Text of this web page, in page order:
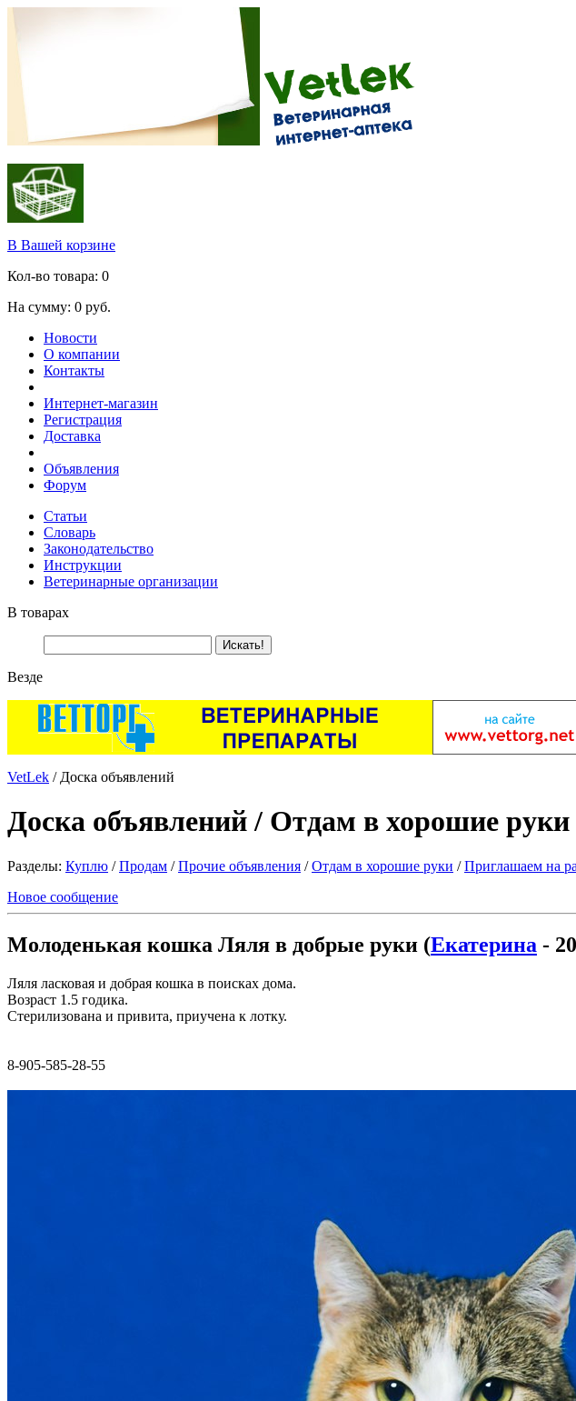
В Вашей корзине
Кол-во товара: 0
На сумму: 0 руб.
Новости
О компании
Контакты
Интернет-магазин
Регистрация
Доставка
Объявления
Форум
Статьи
Словарь
Законодательство
Инструкции
Ветеринарные организации
В товарах
Везде
VetLek / Доска объявлений
Доска объявлений / Отдам в хорошие руки
Разделы: Куплю /Продам /Прочие объявления /Отдам в хорошие руки /Приглашаем на
Новое сообщение
Молоденькая кошка Ляля в добрые руки (Екатерина -
Ляля ласковая и добрая кошка в поисках дома.
Возраст 1.5 годика.
Стерилизована и привита, приучена к лотку.
8-905-585-28-55